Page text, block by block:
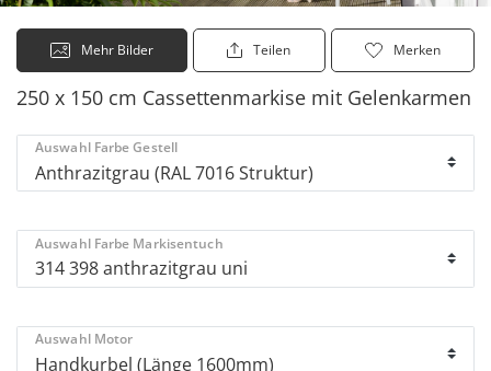
Mehr Bilder Teilen Merken
250 x 150 cm Cassettenmarkise mit Gelenkarmen
Auswahl Farbe Gestell
Auswahl Farbe Markisentuch
Auswahl Motor